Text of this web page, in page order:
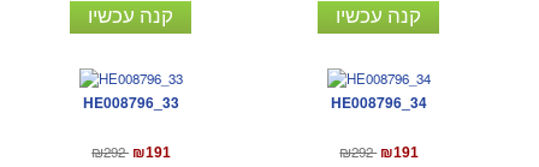
קנה עכשיו קנה עכשיו
HE008796_33
₪292 ₪191
HE008796_34
₪292 ₪191